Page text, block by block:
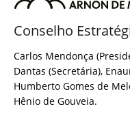
Conselho
Carlos Mendonça
Dantas (Secretária),
Humberto Gomes de
Hênio de Gouveia.